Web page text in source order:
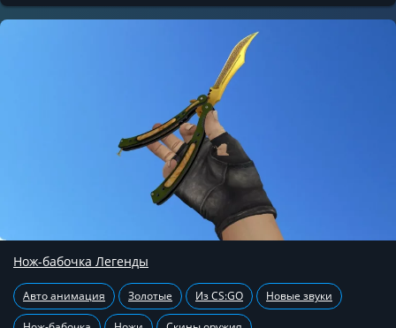
Нож-бабочка Легенды
Авто анимация Золотые Из CS:GO Новые звуки